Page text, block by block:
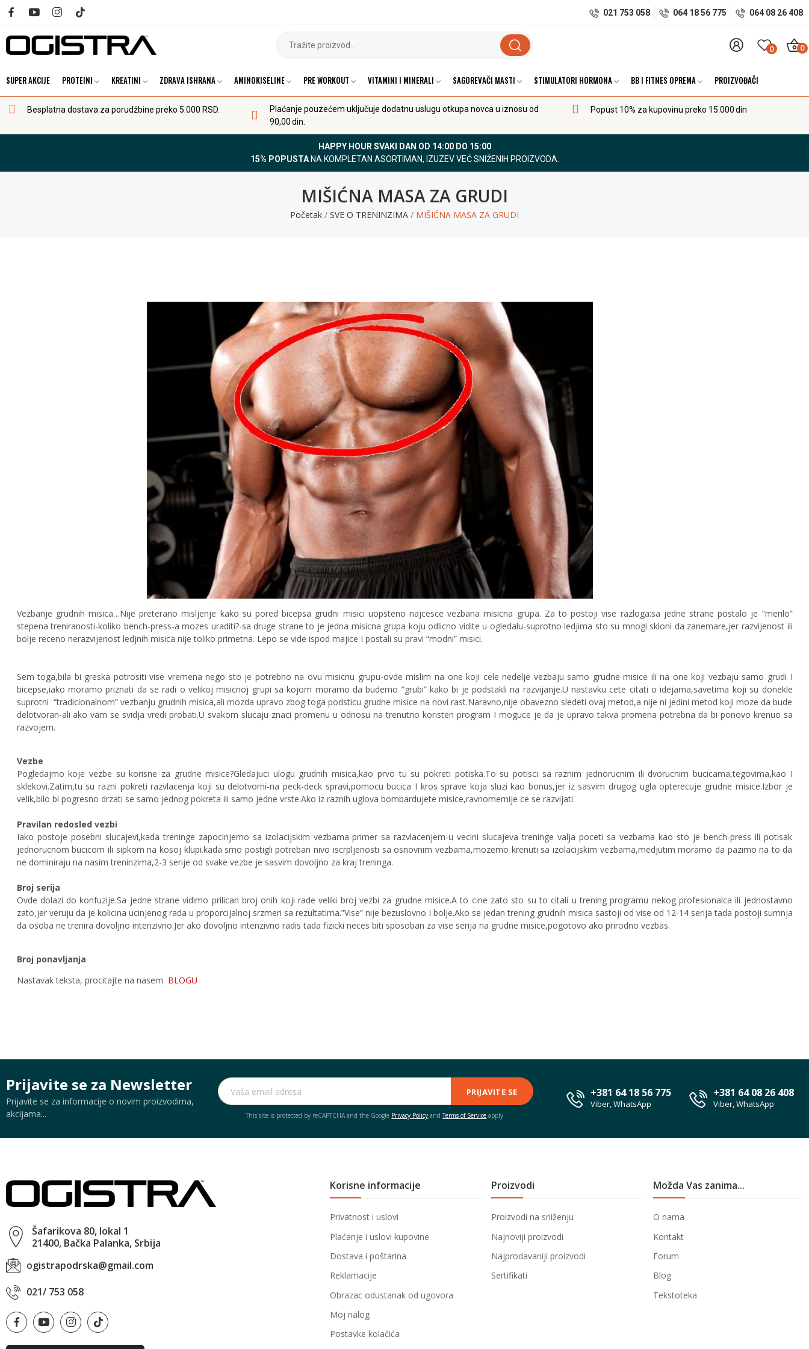
021 753 058 064 18 56 775 064 08 26 408
0 0
SUPER AKCIJE PROTEINI KREATINI ZDRAVA ISHRANA AMINOKISELINE PRE WORKOUT VITAMINI I MINERALI SAGOREVAČI MASTI STIMULATORI HORMONA BB I FITNES OPREMA PROIZVOĐAČI
Besplatna dostava za porudžbine preko 5.000 RSD.
Plaćanje pouzećem uključuje dodatnu uslugu otkupa novca u iznosu od
90,00 din.
Popust 10% za kupovinu preko 15.000 din
HAPPY HOUR SVAKI DAN OD 14:00 DO 15:00
15% POPUSTANA KOMPLETAN ASORTIMAN, IZUZEV VEĆ SNIŽENIH PROIZVODA.
MIŠIĆNA MASA ZA GRUDI
Početak SVE O TRENINZIMA MIŠIĆNA MASA ZA GRUDI
Vezbanje grudnih misica…Nije preterano misljenje kako su pored bicepsa grudni misici uopsteno najcesce vezbana misicna grupa. Za to postoji vise razloga:sa jedne strane postalo je “merilo”
stepena treniranosti-koliko bench-press-a mozes uraditi?-sa druge strane to je jedna misicna grupa koju odlicno vidite u ogledalu-suprotno ledjima sto su mnogi skloni da zanemare,jer razvijenost ili
bolje receno nerazvijenost ledjnih misica nije toliko primetna. Lepo se vide ispod majice I postali su pravi “modni” misici.
Sem toga,bila bi greska potrositi vise vremena nego sto je potrebno na ovu misicnu grupu-ovde mislim na one koji cele nedelje vezbaju samo grudne misice ili na one koji vezbaju samo grudi I
bicepse,iako moramo priznati da se radi o velikoj misicnoj grupi sa kojom moramo da budemo “grubi” kako bi je podstakli na razvijanje.U nastavku cete citati o idejama,savetima koji su donekle
suprotni “tradicionalnom” vezbanju grudnih misica,ali mozda upravo zbog toga podsticu grudne misice na novi rast.Naravno,nije obavezno sledeti ovaj metod,a nije ni jedini metod koji moze da bude
delotvoran-ali ako vam se svidja vredi probati.U svakom slucaju znaci promenu u odnosu na trenutno koristen program I moguce je da je upravo takva promena potrebna da bi ponovo krenuo sa
razvojem.
Vezbe
Pogledajmo koje vezbe su korisne za grudne misice?Gledajuci ulogu grudnih misica,kao prvo tu su pokreti potiska.To su potisci sa raznim jednorucnim ili dvorucnim bucicama,tegovima,kao I
sklekovi.Zatim,tu su razni pokreti razvlacenja koji su delotvorni-na peck-deck spravi,pomocu bucica I kros sprave koja sluzi kao bonus,jer iz sasvim drugog ugla opterecuje grudne misice.Izbor je
velik,bilo bi pogresno drzati se samo jednog pokreta ili samo jedne vrste.Ako iz raznih uglova bombardujete misice,ravnomernije ce se razvijati.
Pravilan redosled vezbi
Iako postoje posebni slucajevi,kada treninge zapocinjemo sa izolacijskim vezbama-primer sa razvlacenjem-u vecini slucajeva treninge valja poceti sa vezbama kao sto je bench-press ili potisak
jednorucnom bucicom ili sipkom na kosoj klupi.kada smo postigli potreban nivo iscrpljenosti sa osnovnim vezbama,mozemo krenuti sa izolacijskim vezbama,medjutim moramo da pazimo na to da
ne dominiraju na nasim treninzima,2-3 serije od svake vezbe je sasvim dovoljno za kraj treninga.
Broj serija
Ovde dolazi do konfuzije.Sa jedne strane vidimo prilican broj onih koji rade veliki broj vezbi za grudne misice.A to cine zato sto su to citali u trening programu nekog profesionalca ili jednostavno
zato,jer veruju da je kolicina ucinjenog rada u proporcijalnoj srzmeri sa rezultatima.”Vise” nije bezuslovno I bolje.Ako se jedan trening grudnih misica sastoji od vise od 12-14 serija tada postoji sumnja
da osoba ne trenira dovoljno intenzivno.Jer ako dovoljno intenzivno radis tada fizicki neces biti sposoban za vise serija na grudne misice,pogotovo ako prirodno vezbas.
Broj ponavljanja
Nastavak teksta, procitajte na nasem BLOGU
Prijavite se za Newsletter
Prijavite se za informacije o novim proizvodima,
akcijama...
PRIJAVITE SE
This site is protected by reCAPTCHA and the Google Privacy Policy andTerms of Service apply.
+381 64 18 56 775
Viber, WhatsApp
+381 64 08 26 408
Viber, WhatsApp
Šafarikova 80, lokal 1
21400, Bačka Palanka, Srbija
ogistrapodrska@gmail.com
021/ 753 058
Korisne informacije
Privatnost i uslovi
Plaćanje i uslovi kupovine
Dostava i poštarina
Reklamacije
Obrazac odustanak od ugovora
Moj nalog
Postavke kolačića
Proizvodi
Proizvodi na sniženju
Najnoviji proizvodi
Najprodavaniji proizvodi
Sertifikati
Možda Vas zanima...
O nama
Kontakt
Forum
Blog
Tekstoteka